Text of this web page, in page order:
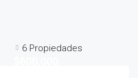
6 Propiedades